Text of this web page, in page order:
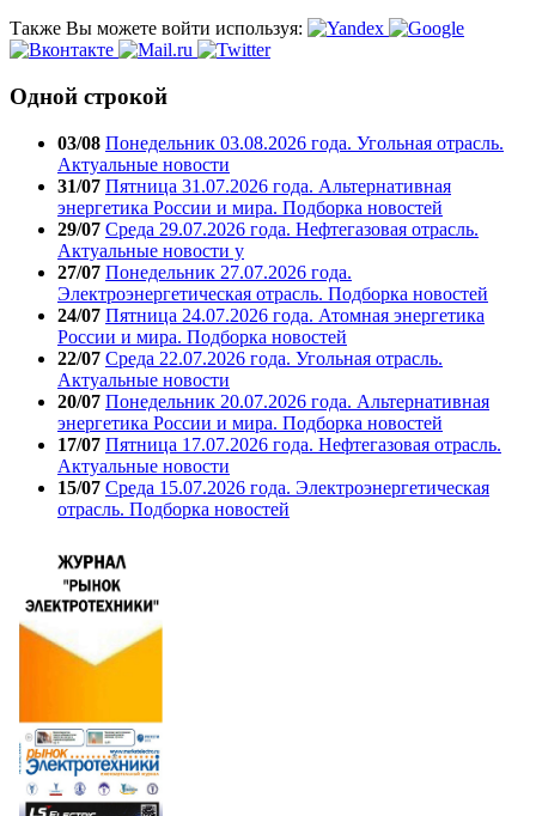
Также Вы можете войти используя:
Одной строкой
03/08 Понедельник 03.08.2026 года. Угольная отрасль.
Актуальные новости
31/07 Пятница 31.07.2026 года. Альтернативная
энергетика России и мира. Подборка новостей
29/07 Среда 29.07.2026 года. Нефтегазовая отрасль.
Актуальные новости у
27/07 Понедельник 27.07.2026 года.
Электроэнергетическая отрасль. Подборка новостей
24/07 Пятница 24.07.2026 года. Атомная энергетика
России и мира. Подборка новостей
22/07 Среда 22.07.2026 года. Угольная отрасль.
Актуальные новости
20/07 Понедельник 20.07.2026 года. Альтернативная
энергетика России и мира. Подборка новостей
17/07 Пятница 17.07.2026 года. Нефтегазовая отрасль.
Актуальные новости
15/07 Среда 15.07.2026 года. Электроэнергетическая
отрасль. Подборка новостей